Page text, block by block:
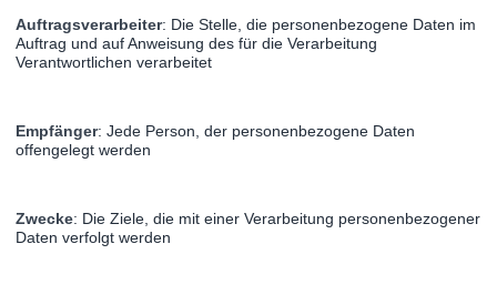
Auftragsverarbeiter: Die Stelle, die personenbezogene Daten im
Auftrag und auf Anweisung des für die Verarbeitung
Verantwortlichen verarbeitet
Empfänger: Jede Person, der personenbezogene Daten
offengelegt werden
Zwecke: Die Ziele, die mit einer Verarbeitung personenbezogener
Daten verfolgt werden